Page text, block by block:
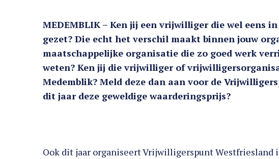
MEDEMBLIK – Ken jij een vrijwilliger die wel eens
gezet? Die echt het verschil maakt binnen jouw
maatschappelijke organisatie die zo goed werk
weten? Ken jij die vrijwilliger of
Medemblik? Meld deze dan aan voor de
dit jaar deze geweldige waarderingsprijs?
Ook dit jaar organiseert Vrijwilligerspunt Westfriesland